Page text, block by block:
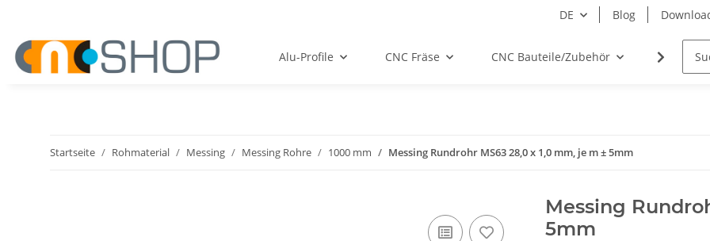
DE Blog
Alu-Profile CNC Fräse CNC Bauteile/Zubehör Elektro
Startseite Rohmaterial Messing Messing Rohre 1000 mm Messing Rundrohr MS63 28,0 x 1,0 mm, je m ± 5mm
Messing
5mm